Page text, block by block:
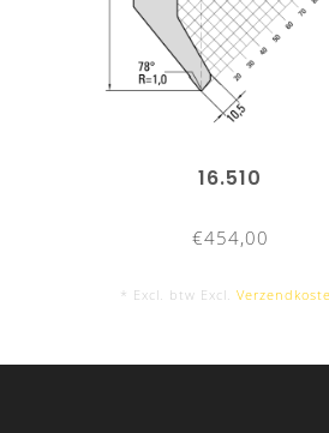
16.510
€454,00
* Excl. btw Excl.